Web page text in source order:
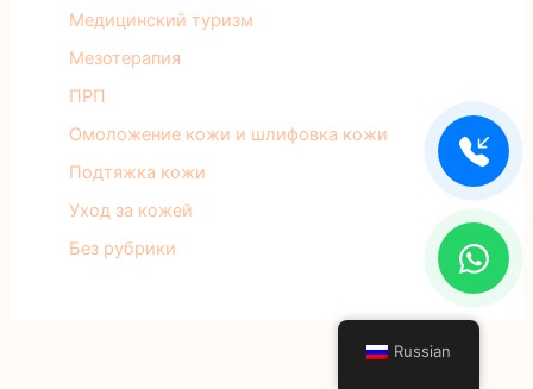
Медицинский туризм
Мезотерапия
ПРП
Омоложение кожи и шлифовка кожи
Подтяжка кожи
Уход за кожей
Без рубрики
Russian